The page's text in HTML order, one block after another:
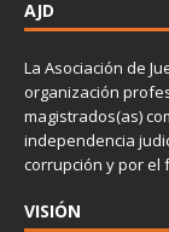
AJD
La Asociación de
organización
magistrados(as)
independencia
corrupción y por el
VISIÓN